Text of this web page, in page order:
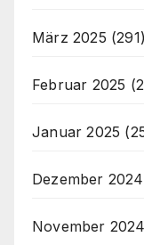
März 2025 (291)
Februar 2025
Januar 2025
Dezember 2024
November 2024